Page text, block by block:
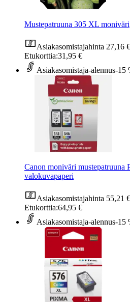
Mustepatruuna 305 XL moniväri
Asiakasomistajahinta 27,16 €
Etukorttia:31,95 €
Asiakasomistaja-alennus-15
Canon moniväri mustepatruuna
valokuvapaperi
Asiakasomistajahinta 55,21 €
Etukorttia:64,95 €
Asiakasomistaja-alennus-15